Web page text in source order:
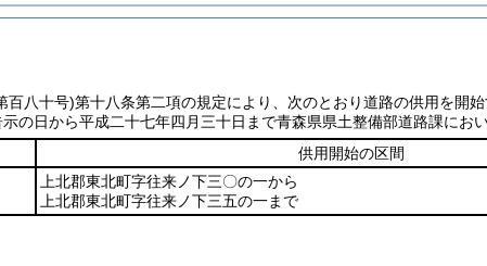
百八十号)第十八条第二項の規定により、次のとおり道路の供用を開
の日から平成二十七年四月三十日まで青森県県土整備部道路課にお
供用開始の区間
上北郡東北町字往来ノ下三〇の一から
上北郡東北町字往来ノ下三五の一まで